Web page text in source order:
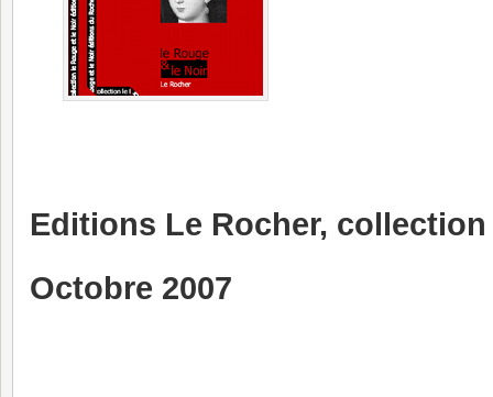
Editions Le Rocher, collection
Octobre 2007